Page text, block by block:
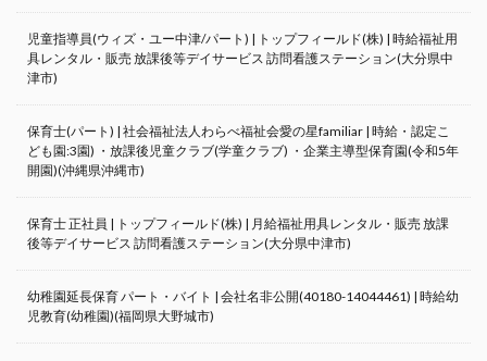
児童指導員(ウィズ・ユー中津/パート) | トップフィールド(株) | 時給福祉用
具レンタル・販売 放課後等デイサービス 訪問看護ステーション(大分県中
津市)
保育士(パート) | 社会福祉法人わらべ福祉会愛の星familiar | 時給・認定こ
ども園:3園) ・放課後児童クラブ(学童クラブ) ・企業主導型保育園(令和5年
開園)(沖縄県沖縄市)
保育士 正社員 | トップフィールド(株) | 月給福祉用具レンタル・販売 放課
後等デイサービス 訪問看護ステーション(大分県中津市)
幼稚園延長保育 パート・バイト | 会社名非公開(40180-14044461) | 時給幼
児教育(幼稚園)(福岡県大野城市)